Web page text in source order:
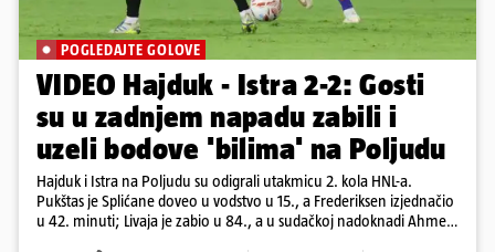
POGLEDAJTE GOLOVE
VIDEO Hajduk - Istra 2-2: Gosti
su u zadnjem napadu zabili i
uzeli bodove 'bilima' na Poljudu
Hajduk i Istra na Poljudu su odigrali utakmicu 2. kola HNL-a.
Pukštas je Splićane doveo u vodstvo u 15., a Frederiksen izjednačio
u 42. minuti; Livaja je zabio u 84., a u sudačkoj nadoknadi Ahmeti